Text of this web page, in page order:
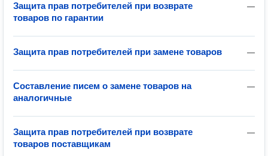
—
Защита прав потребителей при возврате
товаров по гарантии
—
Защита прав потребителей при замене товаров
—
Составление писем о замене товаров на
аналогичные
—
Защита прав потребителей при возврате
товаров поставщикам